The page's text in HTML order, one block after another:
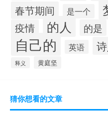
春节期间 是一个
疫情 的人 的是
自己的 英语
释义 黄庭坚
猜你想看的文章